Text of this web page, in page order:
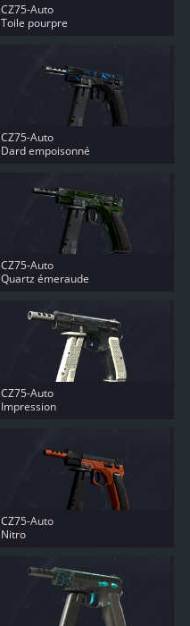
CZ75-Auto
Toile pourpre
CZ75-Auto
Dard empoisonné
CZ75-Auto
Quartz émeraude
CZ75-Auto
Impression
CZ75-Auto
Nitro